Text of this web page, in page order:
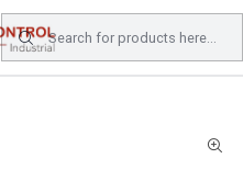
CALDERA HÍBRIDA PRAKTIK 40KW